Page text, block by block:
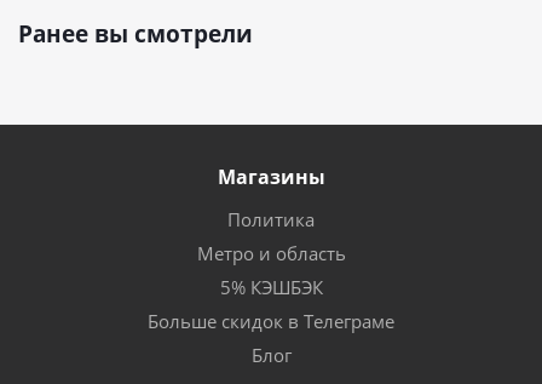
Ранее вы смотрели
Магазины
Политика
Метро и область
5% КЭШБЭК
Больше скидок в Телеграме
Блог